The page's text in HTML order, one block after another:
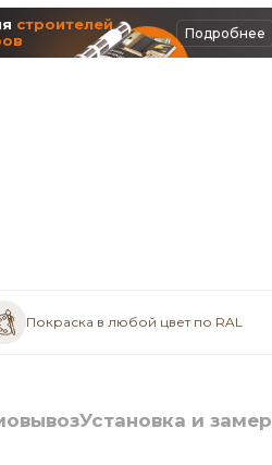
строителей
Подробнее
Покраска в любой цвет по RAL
Установка и замер